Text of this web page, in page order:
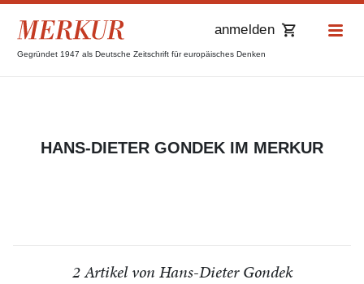
Gegründet 1947 als Deutsche Zeitschrift für europäisches Denken
anmelden
HANS-DIETER GONDEK IM MERKUR
2 Artikel von Hans-Dieter Gondek